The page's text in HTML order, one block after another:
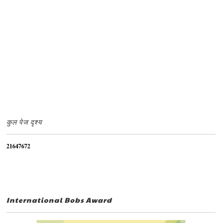
कुल पेज दृश्य
21647672
International Bobs Award